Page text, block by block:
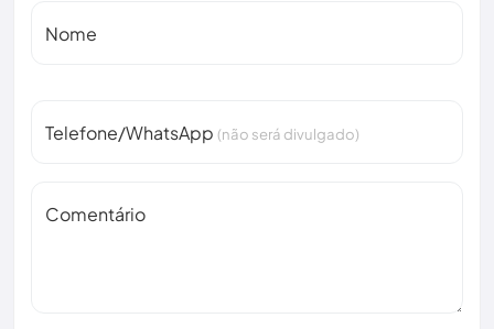
Nome
Telefone/WhatsApp (não será divulgado)
Comentário